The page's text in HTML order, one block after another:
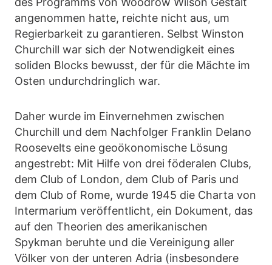
angenommen hatte, reichte nicht aus, um
Regierbarkeit zu garantieren. Selbst Winston
Churchill war sich der Notwendigkeit eines
soliden Blocks bewusst, der für die Mächte im
Osten undurchdringlich war.
Daher wurde im Einvernehmen zwischen
Churchill und dem Nachfolger Franklin Delano
Roosevelts eine geoökonomische Lösung
angestrebt: Mit Hilfe von drei föderalen Clubs,
dem Club of London, dem Club of Paris und
dem Club of Rome, wurde 1945 die Charta von
Intermarium veröffentlicht, ein Dokument, das
auf den Theorien des amerikanischen
Spykman beruhte und die Vereinigung aller
Völker von der unteren Adria (insbesondere